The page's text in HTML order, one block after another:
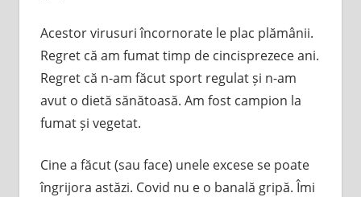
Acestor virusuri încornorate le plac plămânii.
Regret că am fumat timp de cincisprezece ani.
Regret că n-am făcut sport regulat și n-am
avut o dietă sănătoasă. Am fost campion la
fumat și vegetat.
Cine a făcut (sau face) unele excese se poate
îngrijora astăzi. Covid nu e o banală gripă. Îmi